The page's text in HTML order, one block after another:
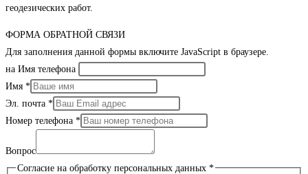
геодезических работ.
ФОРМА ОБРАТНОЙ СВЯЗИ
Для заполнения данной формы включите JavaScript в браузере.
на Имя телефона
Имя *
Эл. почта *
Номер телефона *
Вопрос
Согласие на обработку персональных данных *